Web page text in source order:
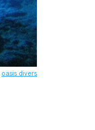
oasis divers